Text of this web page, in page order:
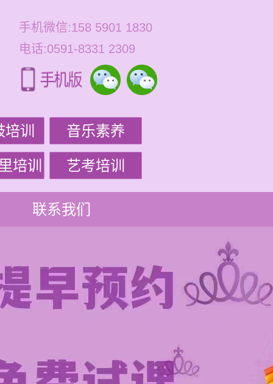
手机微信:158 5901 1830
电话:0591-8331 2309
训 音乐素养
培训 艺考培训
联系我们